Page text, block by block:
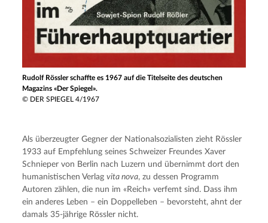
Rudolf Rössler schaffte es 1967 auf die Titelseite des deutschen
Magazins «Der Spiegel».
© DER SPIEGEL 4/1967
Als überzeugter Gegner der Nationalsozialisten zieht Rössler
1933 auf Empfehlung seines Schweizer Freundes Xaver
Schnieper von Berlin nach Luzern und übernimmt dort den
humanistischen Verlag vita nova, zu dessen Programm
Autoren zählen, die nun im «Reich» verfemt sind. Dass ihm
ein anderes Leben – ein Doppelleben – bevorsteht, ahnt der
damals 35-jährige Rössler nicht.